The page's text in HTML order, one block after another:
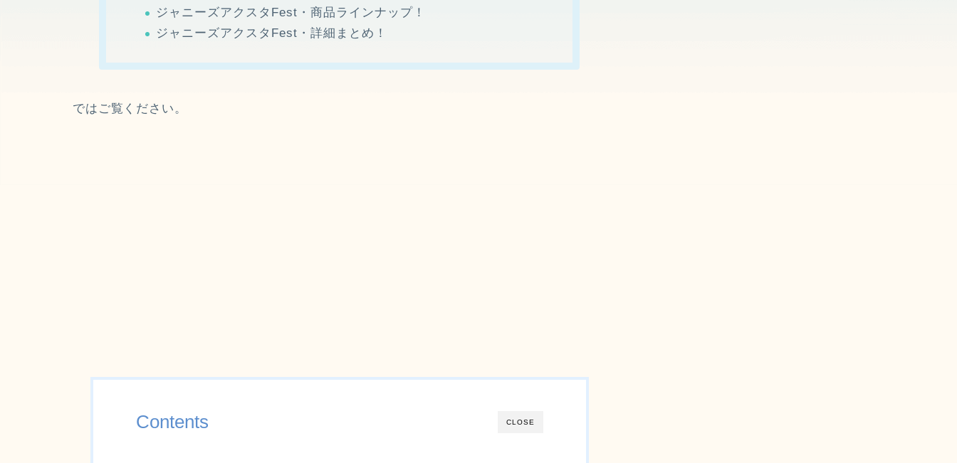
ジャニーズアクスタFest・商品ラインナップ！
ジャニーズアクスタFest・詳細まとめ！
ではご覧ください。
CLOSE
Contents